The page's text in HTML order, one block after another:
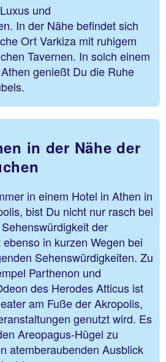
und
In der Nähe befindet sich
Ort Varkiza mit ruhigem
Tavernen. In solch einem
genießt Du die Ruhe
in der Nähe der
in einem Hotel in Athen in
bist Du nicht nur rasch bei
der
in kurzen Wegen bei
Sehenswürdigkeiten. Zu
Parthenon und
des Herodes Atticus ist
am Fuße der Akropolis,
genutzt wird. Es
Areopagus-Hügel zu
atemberaubenden Ausblick